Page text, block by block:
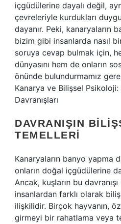
içgüdülerine dayalı değil,
çevreleriyle kurdukları
dayanır. Peki, kanaryaların
bizim gibi insanlarda nasıl
soruya cevap bulmak için,
dünyasını hem de onların
önünde bulundurmamız
Kanarya ve Bilişsel Psikoloji:
Davranışları
DAVRANIŞIN
TEMELLERI
Kanaryaların banyo yapma
onların doğal içgüdülerine
Ancak, kuşların bu
insanlardan farklı olarak
ilişkilidir. Birçok hayvanın,
girmeyi bir rahatlama veya